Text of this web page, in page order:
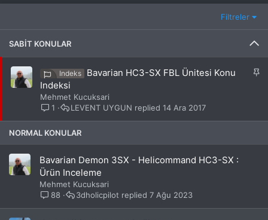
Filtreler
SABIT KONULAR
S
Indeks
Bavarian HC3-SX FBL Ünitesi Konu
Indeksi
Mehmet Kucuksari
1
14 Ara 2017
LEVENT UYGUN
NORMAL KONULAR
Bavarian Demon 3SX - Helicommand HC3-SX :
Ürün Inceleme
Mehmet Kucuksari
88
7 Ağu 2023
3dholicpilot